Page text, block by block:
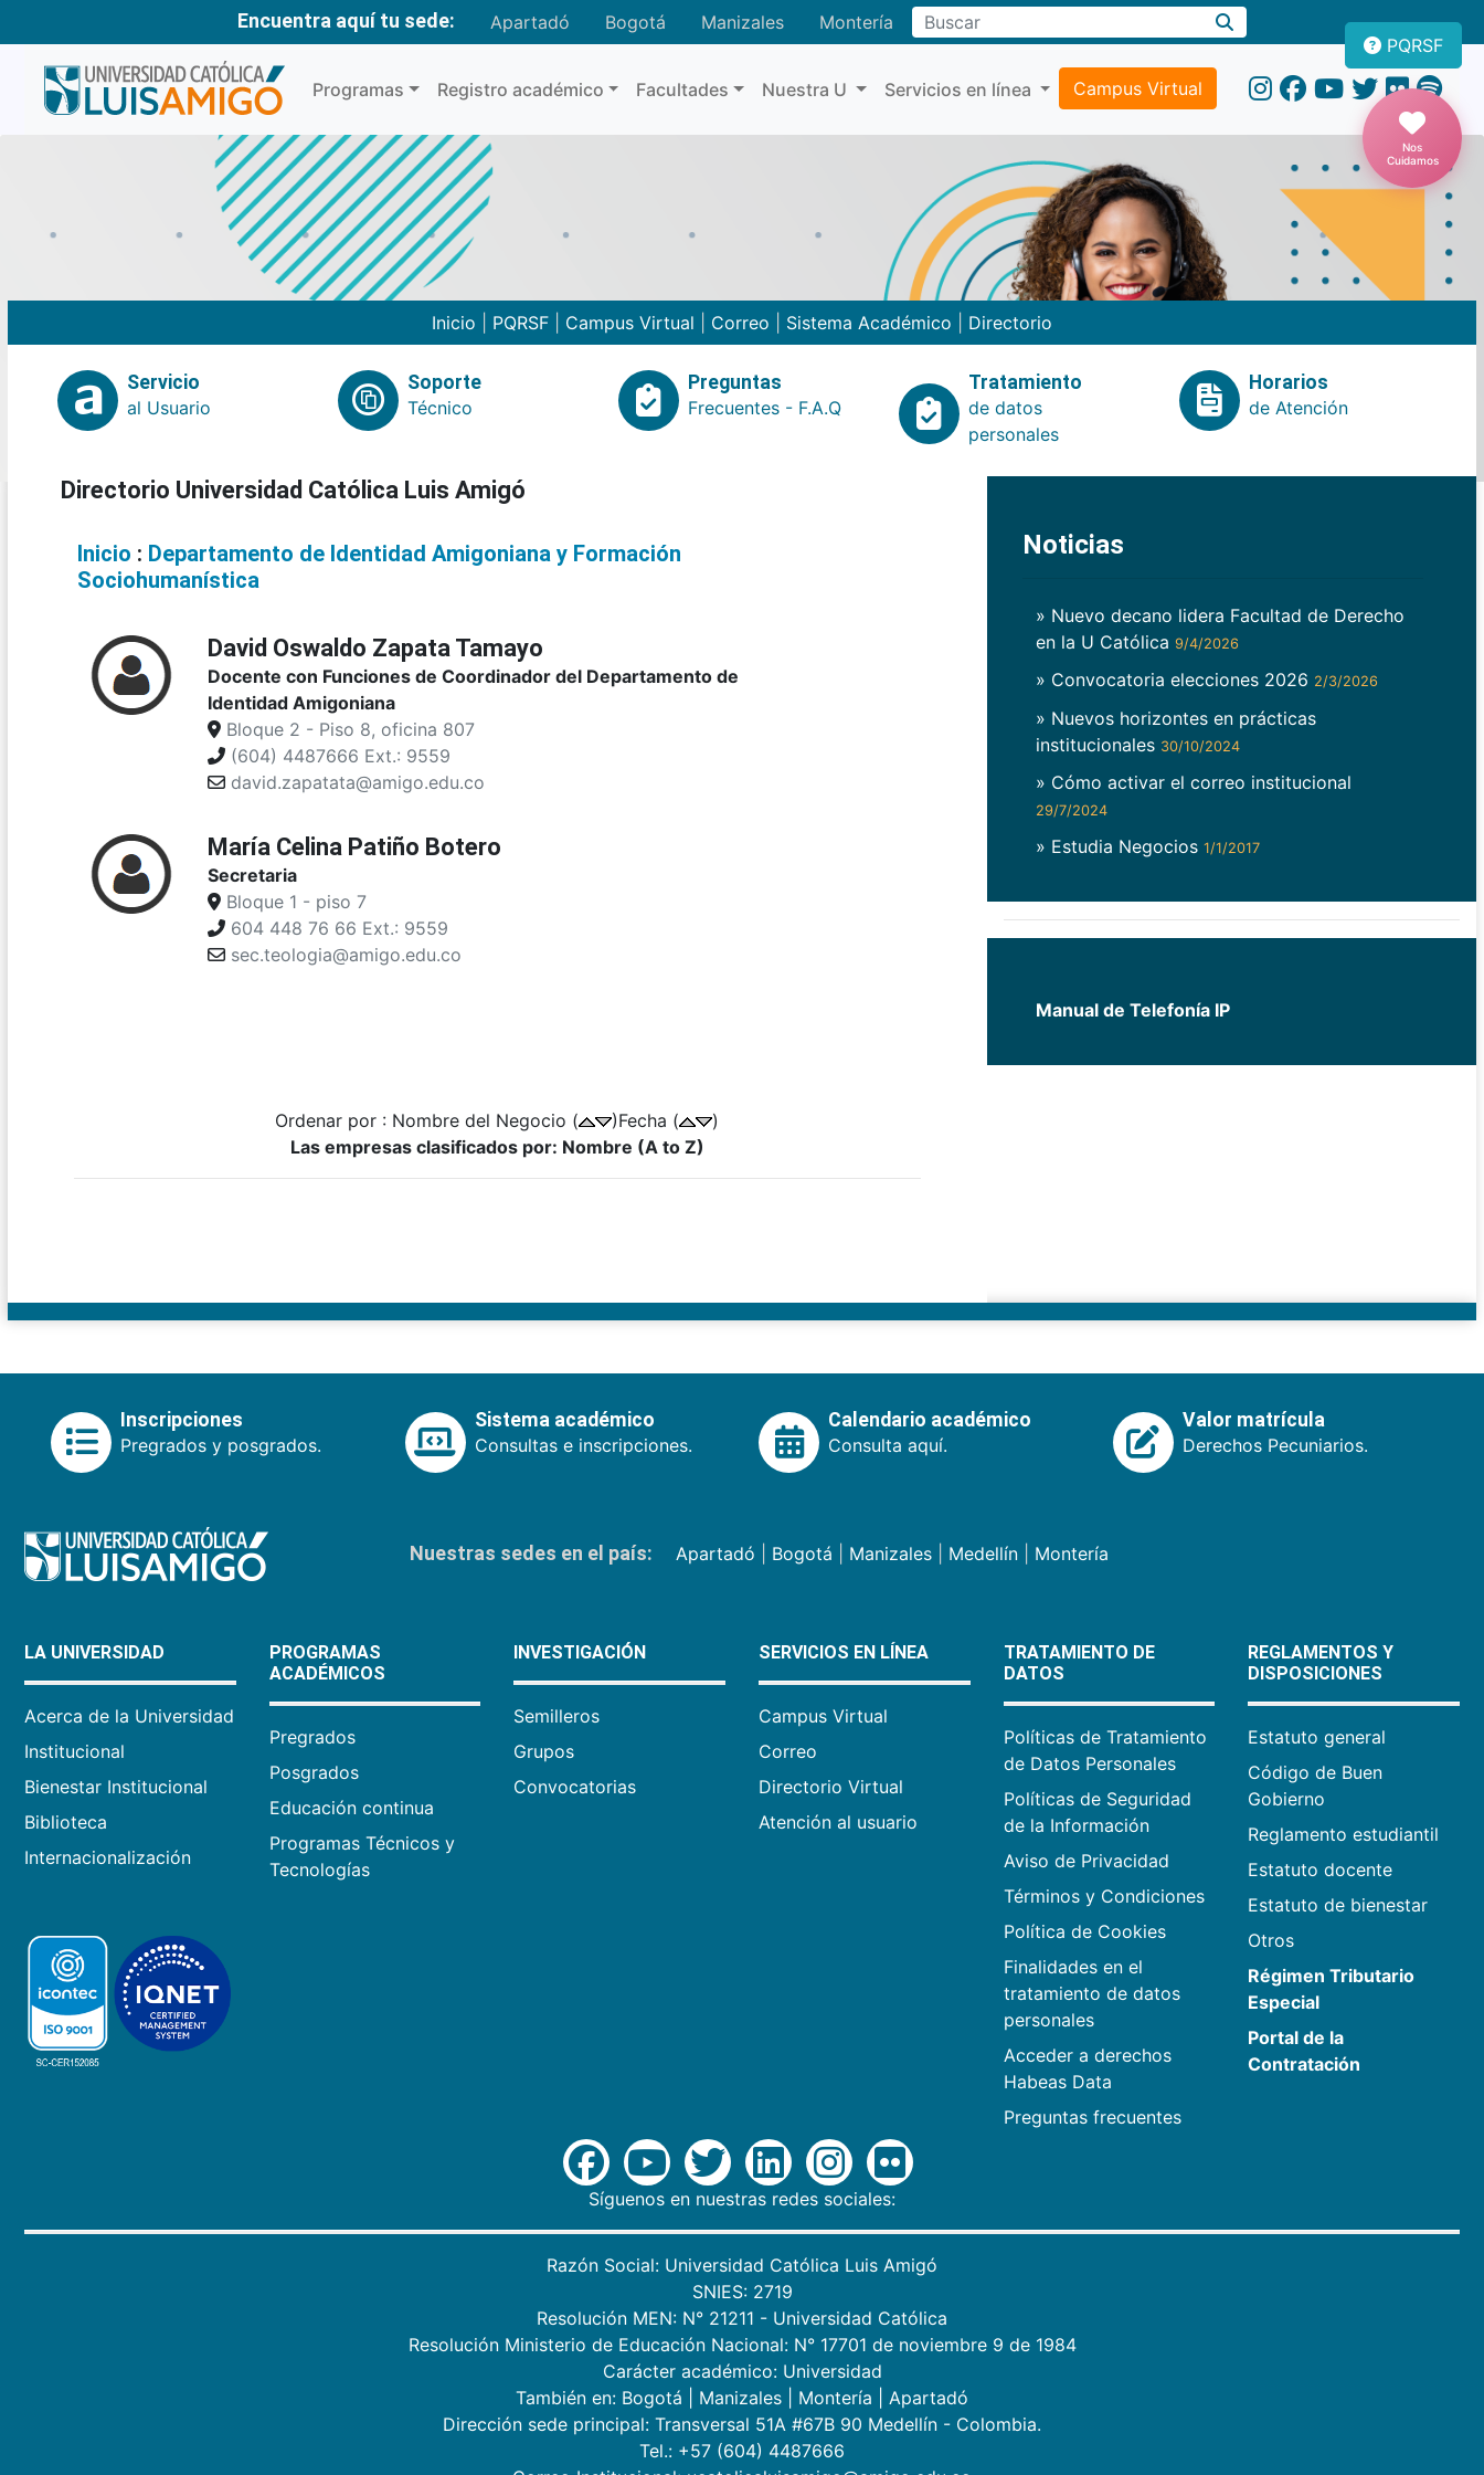
Encuentra aquí tu sede: Apartadó Bogotá Manizales MonteríaBuscar
Programas Registro académico Facultades Nuestra U Servicios en línea Campus Virtual
PQRSF
Nos
Cuidamos
Inicio PQRSF Campus Virtual Correo Sistema Académico Directorio
Servicio
al Usuario
Soporte
Técnico
Preguntas
Frecuentes - F.A.Q
Tratamiento
de datos
personales
Horarios
de Atención
Directorio Universidad Católica Luis Amigó
Inicio : Departamento de Identidad Amigoniana y Formación
Sociohumanística
David Oswaldo Zapata Tamayo
Docente con Funciones de Coordinador del Departamento de
Identidad Amigoniana
Bloque 2 - Piso 8, oficina 807
(604) 4487666 Ext.: 9559
david.zapatata@amigo.edu.co
María Celina Patiño Botero
Secretaria
Bloque 1 - piso 7
604 448 76 66 Ext.: 9559
sec.teologia@amigo.edu.co
Ordenar por : Nombre del Negocio ( )Fecha (
)
Las empresas clasificados por: Nombre (A to Z)
Noticias
» Nuevo decano lidera Facultad de Derecho
en la U Católica 9/4/2026
» Convocatoria elecciones 2026 2/3/2026
» Nuevos horizontes en prácticas
institucionales 30/10/2024
» Cómo activar el correo institucional
29/7/2024
» Estudia Negocios 1/1/2017
Manual de Telefonía IP
Inscripciones
Pregrados y posgrados.
Sistema académico
Consultas e inscripciones.
Calendario académico
Consulta aquí.
Valor matrícula
Derechos Pecuniarios.
Nuestras sedes en el país: Apartadó Bogotá Manizales| Medellín| Montería
LA UNIVERSIDAD
Acerca de la Universidad
Institucional
Bienestar Institucional
Biblioteca
Internacionalización
PROGRAMAS
ACADÉMICOS
Pregrados
Posgrados
Educación continua
Programas Técnicos y
Tecnologías
INVESTIGACIÓN
Semilleros
Grupos
Convocatorias
SERVICIOS EN LÍNEA
Campus Virtual
Correo
Directorio Virtual
Atención al usuario
TRATAMIENTO DE
DATOS
Políticas de Tratamiento
de Datos Personales
Políticas de Seguridad
de la Información
Aviso de Privacidad
Términos y Condiciones
Política de Cookies
Finalidades en el
tratamiento de datos
personales
Acceder a derechos
Habeas Data
Preguntas frecuentes
REGLAMENTOS Y
DISPOSICIONES
Estatuto general
Código de Buen
Gobierno
Reglamento estudiantil
Estatuto docente
Estatuto de bienestar
Otros
Régimen Tributario
Especial
Portal de la
Contratación
Síguenos en nuestras redes sociales:
Razón Social: Universidad Católica Luis Amigó
SNIES: 2719
Resolución MEN: N° 21211 - Universidad Católica
Resolución Ministerio de Educación Nacional: N° 17701 de noviembre 9 de 1984
Carácter académico: Universidad
También en: Bogotá Manizales Montería
Apartadó
Dirección sede principal: Transversal 51A #67B 90 Medellín - Colombia.
Tel.: +57 (604) 4487666